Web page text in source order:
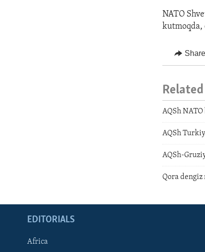
NATO
kutmoqda,
Share
Related
AQSh
AQSh
AQSh-
Qora
EDITORIALS
Africa